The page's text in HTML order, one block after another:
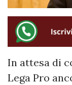
In attesa di
Lega Pro